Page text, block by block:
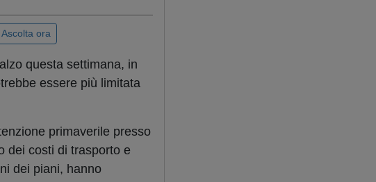
Ascolta ora
questa settimana, in
essere più limitata
primaverile presso
dei costi di trasporto e
dei piani, hanno